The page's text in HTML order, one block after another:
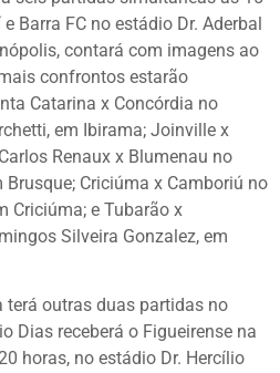
Barra FC no estádio Dr. Aderbal
contará com imagens ao
confrontos estarão
Catarina x Concórdia no
em Ibirama; Joinville x
Renaux x Blumenau no
Brusque; Criciúma x Camboriú no
Criciúma; e Tubarão x
Silveira Gonzalez, em
terá outras duas partidas no
Dias receberá o Figueirense na
horas, no estádio Dr. Hercílio